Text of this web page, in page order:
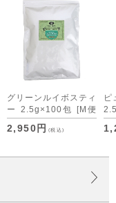
グリーンルイボスティ
ー 2.5g×100包
[M便
1/1]
2,950円 (税込)
ピ